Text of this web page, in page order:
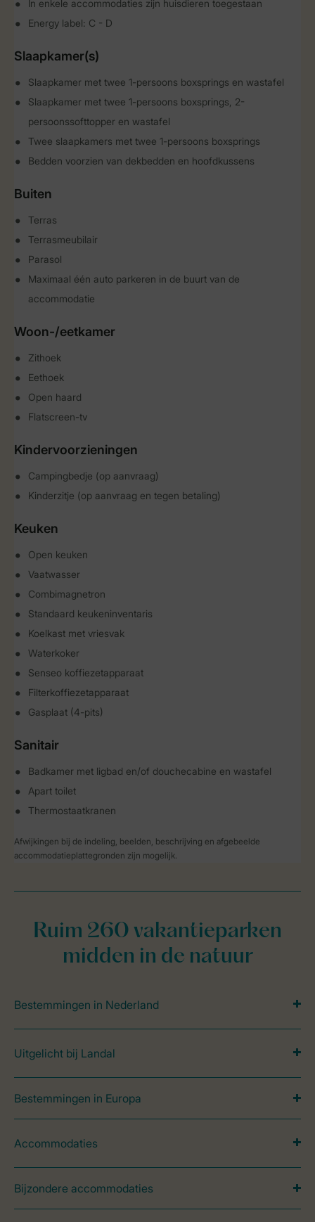
In enkele accommodaties zijn huisdieren toegestaan
Energy label: C - D
Slaapkamer(s)
Slaapkamer met twee 1-persoons boxsprings en wastafel
Slaapkamer met twee 1-persoons boxsprings, 2-
persoonssofttopper en wastafel
Twee slaapkamers met twee 1-persoons boxsprings
Bedden voorzien van dekbedden en hoofdkussens
Buiten
Terras
Terrasmeubilair
Parasol
Maximaal één auto parkeren in de buurt van de
accommodatie
Woon-/eetkamer
Zithoek
Eethoek
Open haard
Flatscreen-tv
Kindervoorzieningen
Campingbedje (op aanvraag)
Kinderzitje (op aanvraag en tegen betaling)
Keuken
Open keuken
Vaatwasser
Combimagnetron
Standaard keukeninventaris
Koelkast met vriesvak
Waterkoker
Senseo koffiezetapparaat
Filterkoffiezetapparaat
Gasplaat (4-pits)
Sanitair
Badkamer met ligbad en/of douchecabine en wastafel
Apart toilet
Thermostaatkranen
Afwijkingen bij de indeling, beelden, beschrijving en afgebeelde
accommodatieplattegronden zijn mogelijk.
Ruim 260 vakantieparken
midden in de natuur
Bestemmingen in Nederland
Uitgelicht bij Landal
Bestemmingen in Europa
Accommodaties
Bijzondere accommodaties